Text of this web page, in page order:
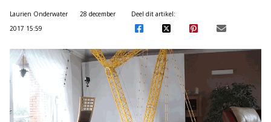
Laurien Onderwater
28 december
2017 15:59
Deel dit artikel: